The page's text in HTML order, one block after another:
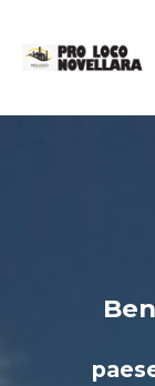
Vai
contenuto